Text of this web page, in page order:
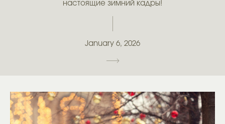
настоящие зимний кадры!
January 6, 2026